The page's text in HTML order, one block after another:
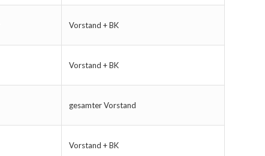
Vorstand + BK
Vorstand + BK
gesamter Vorstand
Vorstand + BK